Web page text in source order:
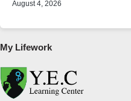
August 4, 2026
My Lifework